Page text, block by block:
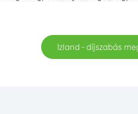
Izland - díjszabás